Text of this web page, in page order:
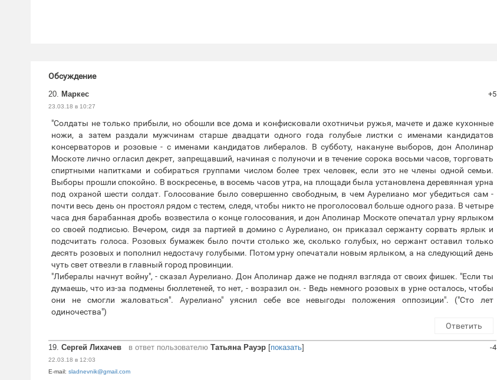
Обсуждение
20. Маркес
23.03.18 в 10:27
+5
"Солдаты не только прибыли, но обошли все дома и конфисковали охотничьи ружья, мачете и даже кухонные
ножи, а затем раздали мужчинам старше двадцати одного года голубые листки с именами кандидатов
консерваторов и розовые - с именами кандидатов либералов. В субботу, накануне выборов, дон Аполинар
Москоте лично огласил декрет, запрещавший, начиная с полуночи и в течение сорока восьми часов, торговать
спиртными напитками и собираться группами числом более трех человек, если это не члены одной семьи.
Выборы прошли спокойно. В воскресенье, в восемь часов утра, на площади была установлена деревянная урна
под охраной шести солдат. Голосование было совершенно свободным, в чем Аурелиано мог убедиться сам -
почти весь день он простоял рядом с тестем, следя, чтобы никто не проголосовал больше одного раза. В четыре
часа дня барабанная дробь возвестила о конце голосования, и дон Аполинар Москоте опечатал урну ярлыком
со своей подписью. Вечером, сидя за партией в домино с Аурелиано, он приказал сержанту сорвать ярлык и
подсчитать голоса. Розовых бумажек было почти столько же, сколько голубых, но сержант оставил только
десять розовых и пополнил недостачу голубыми. Потом урну опечатали новым ярлыком, а на следующий день
чуть свет отвезли в главный город провинции.
"Либералы начнут войну", - сказал Аурелиано. Дон Аполинар даже не поднял взгляда от своих фишек. "Если ты
думаешь, что из-за подмены бюллетеней, то нет, - возразил он. - Ведь немного розовых в урне осталось, чтобы
они не смогли жаловаться". Аурелиано" уяснил себе все невыгоды положения оппозиции". ("Сто лет
одиночества")
Ответить
19. Сергей Лихачев в ответ пользователю Татьяна Рауэр [показать]
22.03.18 в 12:03
E-mail: sladnevnik@gmail.com
-4